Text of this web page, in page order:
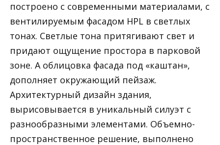
построено с современными материалами, с
вентилируемым фасадом HPL в светлых
тонах. Светлые тона притягивают свет и
придают ощущение простора в парковой
зоне. А облицовка фасада под «каштан»,
дополняет окружающий пейзаж.
Архитектурный дизайн здания,
вырисовывается в уникальный силуэт с
разнообразными элементами. Объемно-
пространственное решение, выполнено